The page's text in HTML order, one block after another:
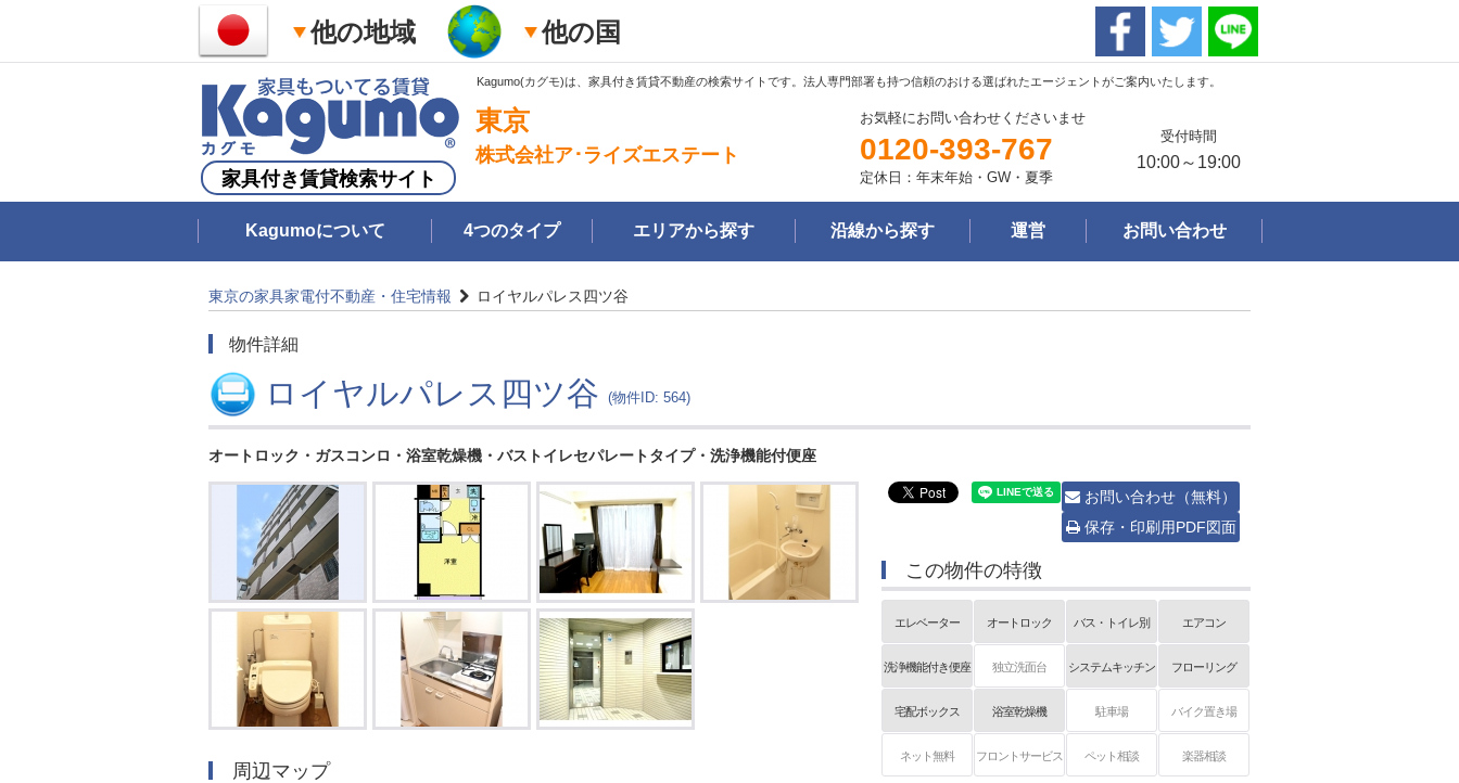
他の地域 他の国
家具付き賃貸検索サイト
Kagumo(カグモ)は、家具付き賃貸不動産の検索サイトです。法人専門部署も持つ信頼のおける選ばれたエージェントがご案内いたします。
東京
株式会社ア･ライズエステート
お気軽にお問い合わせくださいませ
0120-393-767
定休日：年末年始・GW・夏季
受付時間
10:00～19:00
Kagumoについて 4つのタイプ エリアから探す 沿線から探す 運営 お問い合わせ
東京の家具家電付不動産・住宅情報 ロイヤルパレス四ツ谷
物件詳細
ロイヤルパレス四ツ谷 (物件ID: 564)
オートロック・ガスコンロ・浴室乾燥機・バストイレセパレートタイプ・洗浄機能付便座
周辺マップ
お問い合わせ（無料）
保存・印刷用PDF図面
この物件の特徴
エレベーター オートロック バス・トイレ別 エアコン
洗浄機能付き便座 独立洗面台 システムキッチン フローリング
宅配ボックス 浴室乾燥機 駐車場 バイク置き場
ネット無料 フロントサービス ペット相談 楽器相談